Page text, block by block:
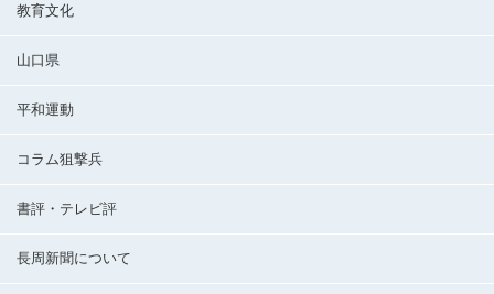
教育文化
山口県
平和運動
コラム狙撃兵
書評・テレビ評
長周新聞について